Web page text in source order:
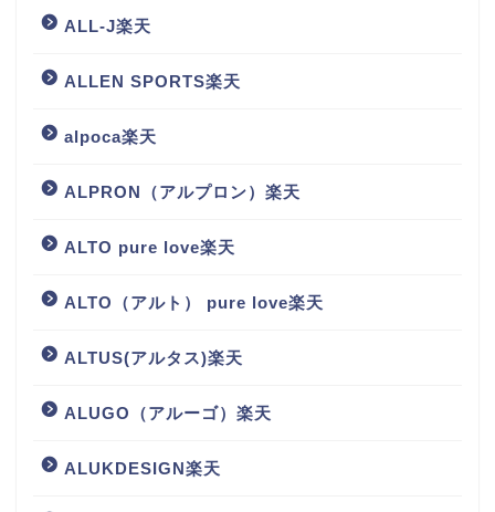
ALL-J楽天
ALLEN SPORTS楽天
alpoca楽天
ALPRON（アルプロン）楽天
ALTO pure love楽天
ALTO（アルト） pure love楽天
ALTUS(アルタス)楽天
ALUGO（アルーゴ）楽天
ALUKDESIGN楽天